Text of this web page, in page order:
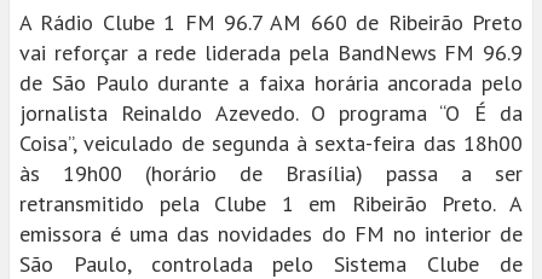
A Rádio Clube 1 FM 96.7 AM 660 de Ribeirão Preto
vai reforçar a rede liderada pela BandNews FM 96.9
de São Paulo durante a faixa horária ancorada pelo
jornalista Reinaldo Azevedo. O programa “O É da
Coisa”, veiculado de segunda à sexta-feira das 18h00
às 19h00 (horário de Brasília) passa a ser
retransmitido pela Clube 1 em Ribeirão Preto. A
emissora é uma das novidades do FM no interior de
São Paulo, controlada pelo Sistema Clube de